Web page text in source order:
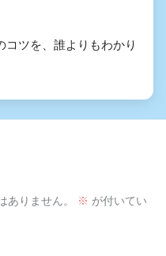
コツを、誰よりもわかり
ありません。 ※ が付いてい